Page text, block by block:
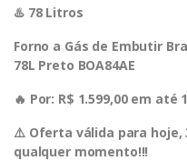
♨️ 78 Litros
Forno a Gás de Embutir
78L Preto BOA84AE
🔥 Por: R$ 1.599,00 em até
⚠️ Oferta válida para hoje,
qualquer momento!!!